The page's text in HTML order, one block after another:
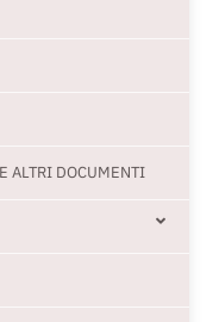
ALTRI DOCUMENTI